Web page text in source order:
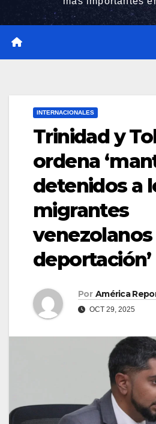
INTERNACIONALES
Trinidad y
ordena
detenidos a
migrantes
deportación’
Por América
OCT 29, 2025